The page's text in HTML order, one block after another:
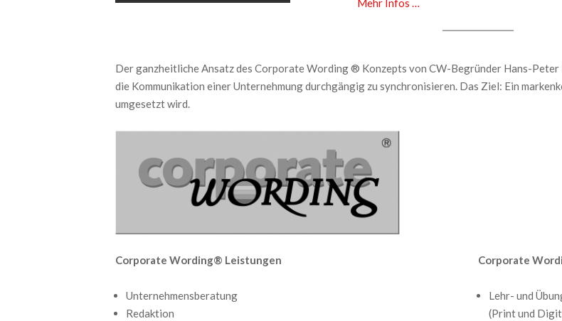
Mehr Infos …
Der ganzheitliche Ansatz des Corporate Wording ® Konzepts von CW-Begründer Hans-
die Kommunikation einer Unternehmung durchgängig zu synchronisieren. Das Ziel: Ein
umgesetzt wird.
Corporate Wording® Leistungen
Unternehmensberatung
Redaktion
Corporate
Lehr- und
(Print und